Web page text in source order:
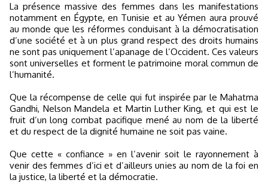
La présence massive des femmes dans les manifestations
notamment en Égypte, en Tunisie et au Yémen aura prouvé
au monde que les réformes conduisant à la démocratisation
d’une société et à un plus grand respect des droits humains
ne sont pas uniquement l’apanage de l’Occident. Ces valeurs
sont universelles et forment le patrimoine moral commun de
l’humanité.
Que la récompense de celle qui fut inspirée par le Mahatma
Gandhi, Nelson Mandela et Martin Luther King, et qui est le
fruit d’un long combat pacifique mené au nom de la liberté
et du respect de la dignité humaine ne soit pas vaine.
Que cette « confiance » en l’avenir soit le rayonnement à
venir des femmes d’ici et d’ailleurs unies au nom de la foi en
la justice, la liberté et la démocratie.